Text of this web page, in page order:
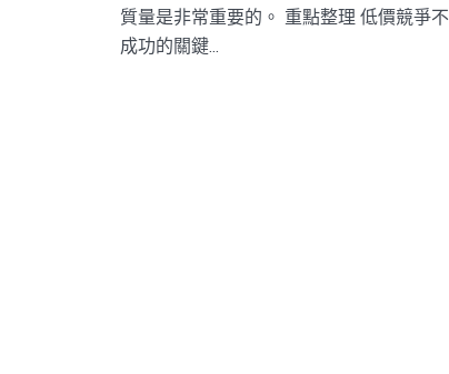
質量是非常重要的。 重點整理 低價競爭
成功的關鍵...